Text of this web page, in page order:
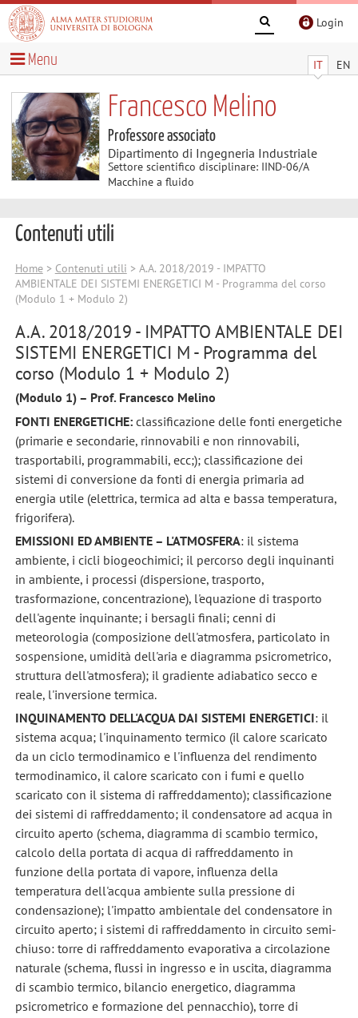
Login
IT EN
Menu
Francesco Melino
Professore associato
Dipartimento di Ingegneria Industriale
Settore scientifico disciplinare: IIND-06/A
Macchine a fluido
Contenuti utili
Home> Contenuti utili > A.A. 2018/2019 - IMPATTO
AMBIENTALE DEI SISTEMI ENERGETICI M - Programma del corso
(Modulo 1 + Modulo 2)
A.A. 2018/2019 - IMPATTO AMBIENTALE DEI
SISTEMI ENERGETICI M - Programma del
corso (Modulo 1 + Modulo 2)
(Modulo 1) – Prof. Francesco Melino
FONTI ENERGETICHE: classificazione delle fonti energetiche
(primarie e secondarie, rinnovabili e non rinnovabili,
trasportabili, programmabili, ecc;); classificazione dei
sistemi di conversione da fonti di energia primaria ad
energia utile (elettrica, termica ad alta e bassa temperatura,
frigorifera).
EMISSIONI ED AMBIENTE – L'ATMOSFERA: il sistema
ambiente, i cicli biogeochimici; il percorso degli inquinanti
in ambiente, i processi (dispersione, trasporto,
trasformazione, concentrazione), l'equazione di trasporto
dell'agente inquinante; i bersagli finali; cenni di
meteorologia (composizione dell'atmosfera, particolato in
sospensione, umidità dell'aria e diagramma psicrometrico,
struttura dell'atmosfera); il gradiente adiabatico secco e
reale, l'inversione termica.
INQUINAMENTO DELL'ACQUA DAI SISTEMI ENERGETICI: il
sistema acqua; l'inquinamento termico (il calore scaricato
da un ciclo termodinamico e l'influenza del rendimento
termodinamico, il calore scaricato con i fumi e quello
scaricato con il sistema di raffreddamento); classificazione
dei sistemi di raffreddamento; il condensatore ad acqua in
circuito aperto (schema, diagramma di scambio termico,
calcolo della portata di acqua di raffreddamento in
funzione della portata di vapore, influenza della
temperatura dell'acqua ambiente sulla pressione di
condensazione); l'impatto ambientale del condensatore in
circuito aperto; i sistemi di raffreddamento in circuito semi-
chiuso: torre di raffreddamento evaporativa a circolazione
naturale (schema, flussi in ingresso e in uscita, diagramma
di scambio termico, bilancio energetico, diagramma
psicrometrico e formazione del pennacchio), torre di